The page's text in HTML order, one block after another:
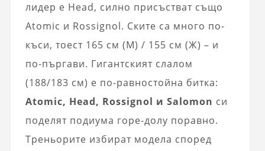
лидер е Head, силно присъстват също
Atomic и Rossignol. Ските са много по-
къси, тоест 165 см (М) / 155 см (Ж) – и
по-пъргави. Гигантският слалом
(188/183 см) е по-равностойна битка:
Atomic, Head, Rossignol и Salomon си
поделят подиума горе-долу поравно.
Треньорите избират модела според